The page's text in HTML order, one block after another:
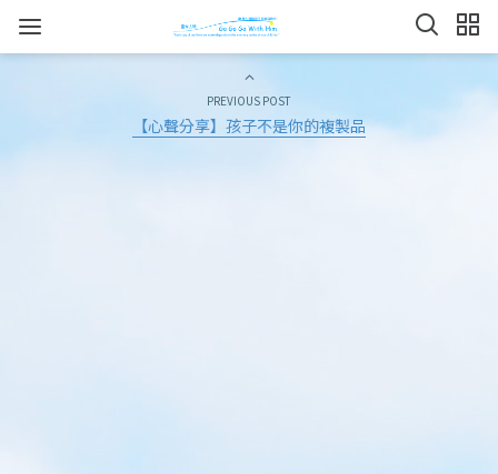
PREVIOUS POST
【心聲分享】孩子不是你的複製品